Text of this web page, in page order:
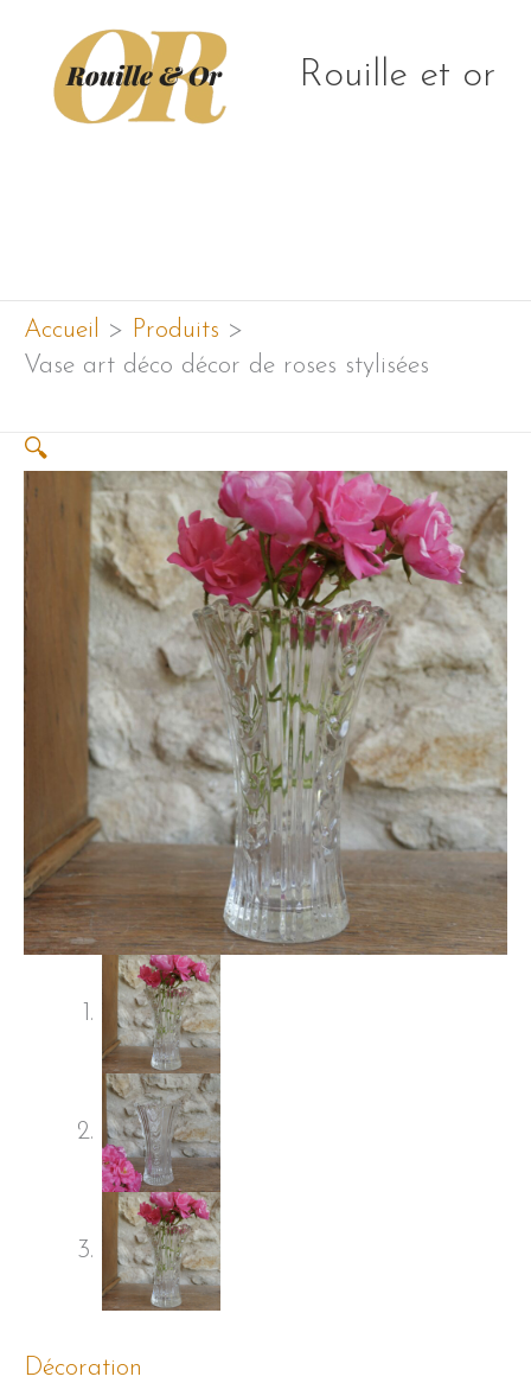
contenu
Rouille et or
principal
Accueil
Produits
Vase art déco décor de roses stylisées
🔍
Décoration